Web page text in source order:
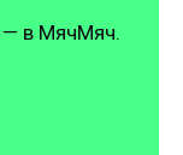
— в МячМяч.